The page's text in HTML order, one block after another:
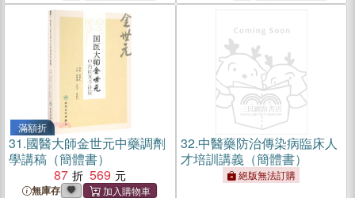
滿額折
31.國醫大師金世元中藥調劑
學講稿（簡體書）
87
569
無庫存
32.中醫藥防治傳染病臨床人
才培訓講義（簡體書）
絕版無法訂購